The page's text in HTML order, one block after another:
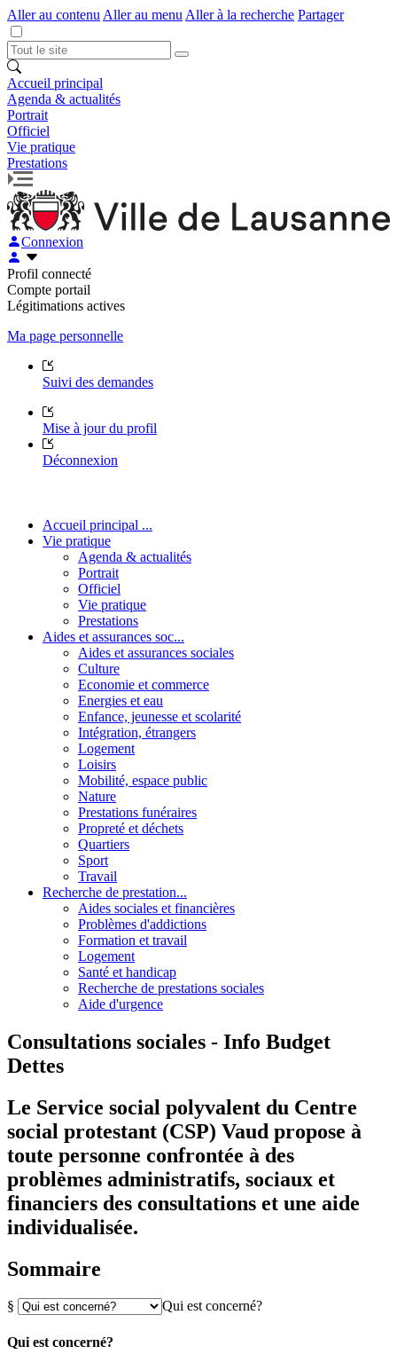
Aller au contenu Aller au menu Aller à la recherche Partager
Accueil principal
Agenda & actualités
Portrait
Officiel
Vie pratique
Prestations
Connexion
Profil connecté
Compte portail
Légitimations actives
Ma page personnelle
Suivi des demandes
Mise à jour du profil
Déconnexion
Accueil principal ...
Vie pratique
Agenda & actualités
Portrait
Officiel
Vie pratique
Prestations
Aides et assurances soc...
Aides et assurances sociales
Culture
Economie et commerce
Energies et eau
Enfance, jeunesse et scolarité
Intégration, étrangers
Logement
Loisirs
Mobilité, espace public
Nature
Prestations funéraires
Propreté et déchets
Quartiers
Sport
Travail
Recherche de prestation...
Aides sociales et financières
Problèmes d'addictions
Formation et travail
Logement
Santé et handicap
Recherche de prestations sociales
Aide d'urgence
Consultations sociales - Info Budget
Dettes
Le Service social polyvalent du Centre
social protestant (CSP) Vaud propose à
toute personne confrontée à des
problèmes administratifs, sociaux et
financiers des consultations et une aide
individualisée.
Sommaire
§ Qui est concerné?
Qui est concerné?